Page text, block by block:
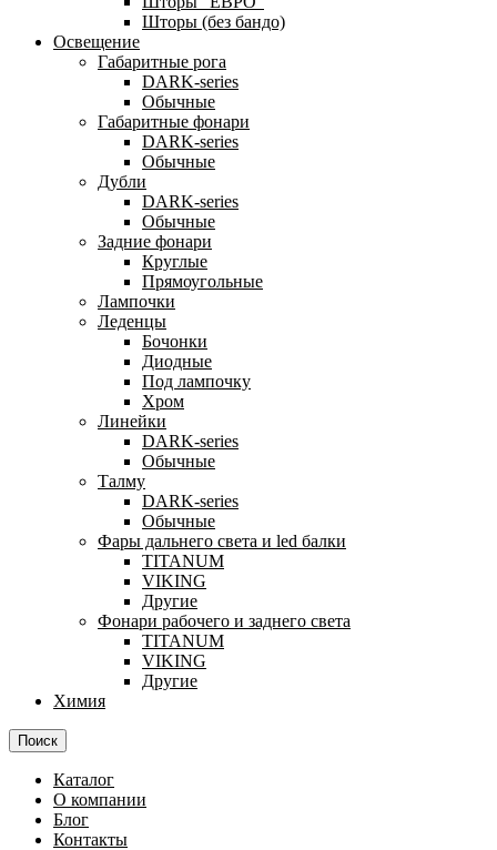
Шторы (без бандо)
Освещение
Габаритные рога
DARK-series
Обычные
Габаритные фонари
DARK-series
Обычные
Дубли
DARK-series
Обычные
Задние фонари
Круглые
Прямоугольные
Лампочки
Леденцы
Бочонки
Диодные
Под лампочку
Хром
Линейки
DARK-series
Обычные
Талму
DARK-series
Обычные
Фары дальнего света и led балки
TITANUM
VIKING
Другие
Фонари рабочего и заднего света
TITANUM
VIKING
Другие
Химия
Поиск
Каталог
О компании
Блог
Контакты